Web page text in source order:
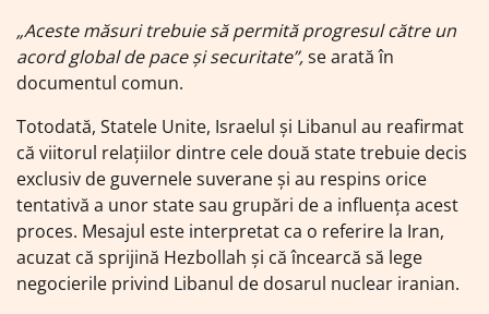
„Aceste măsuri trebuie să permită progresul către un
acord global de pace și securitate”,se arată în
documentul comun.
Totodată, Statele Unite, Israelul și Libanul au reafirmat
că viitorul relațiilor dintre cele două state trebuie decis
exclusiv de guvernele suverane și au respins orice
tentativă a unor state sau grupări de a influența acest
proces. Mesajul este interpretat ca o referire la Iran,
acuzat că sprijină Hezbollah și că încearcă să lege
negocierile privind Libanul de dosarul nuclear iranian.